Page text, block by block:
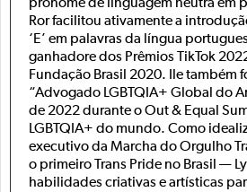
pronome de linguagem neutra em
Ror facilitou ativamente a
‘E’ em palavras da língua
ganhadore dos Prêmios TikTok
Fundação Brasil 2020. Ile também
“Advogado LGBTQIA+ Global do
de 2022 durante o Out & Equal
LGBTQIA+ do mundo. Como
executivo da Marcha do Orgulho
o primeiro Trans Pride no Brasil —
habilidades criativas e artísticas